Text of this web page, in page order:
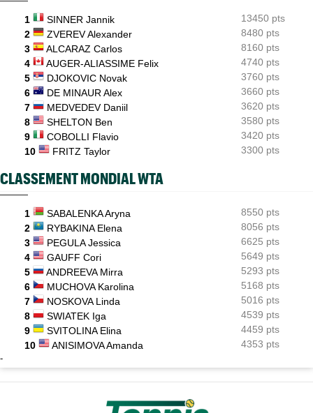
Elsa Jacquemot va éviter les périlleuses qualifications
1 SINNER Jannik
13450 pts
2
ZVEREV Alexander
8480 pts
3
ALCARAZ Carlos
8160 pts
4
AUGER-ALIASSIME Felix
4740 pts
5
DJOKOVIC Novak
3760 pts
6
DE MINAUR Alex
3660 pts
7
MEDVEDEV Daniil
3620 pts
8
SHELTON Ben
3580 pts
9
COBOLLI Flavio
3420 pts
10
FRITZ Taylor 3300 pts
CLASSEMENT MONDIAL WTA
1 SABALENKA Aryna
8550 pts
2
RYBAKINA Elena
8056 pts
3
PEGULA Jessica
6625 pts
4
GAUFF Cori
5649 pts
5
ANDREEVA Mirra
5293 pts
6
MUCHOVA Karolina
5168 pts
7
NOSKOVA Linda
5016 pts
8
SWIATEK Iga
4539 pts
9
SVITOLINA Elina
4459 pts
10
ANISIMOVA Amanda 4353 pts
-